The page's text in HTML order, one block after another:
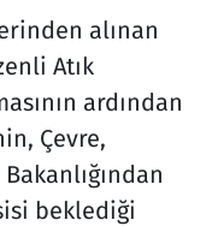
alınan
Atık
ardından
Çevre,
beklediği